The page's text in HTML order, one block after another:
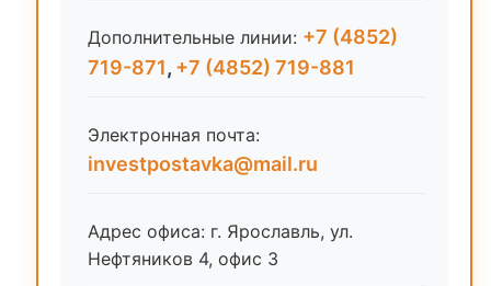
Дополнительные линии: +7 (4852)
719-871, +7 (4852) 719-881
Электронная почта:
investpostavka@mail.ru
Адрес офиса: г. Ярославль, ул.
Нефтяников 4, офис 3